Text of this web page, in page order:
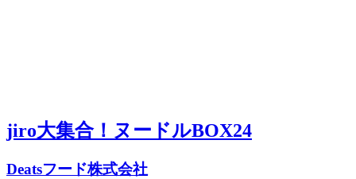
jiro大集合！ヌードルBOX24
Deatsフード株式会社